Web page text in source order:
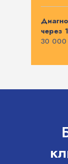
через
30 000